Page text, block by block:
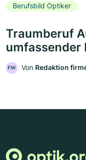
Berufsbild Optiker
Traumberuf
umfassender
FW Von Redaktion